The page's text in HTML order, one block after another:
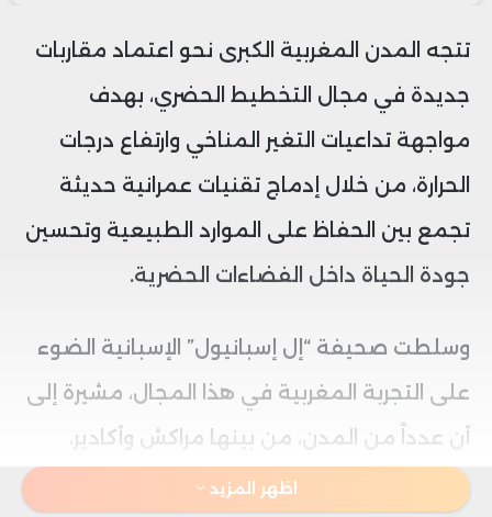
تتجه المدن المغربية الكبرى نحو اعتماد مقاربات
جديدة في مجال التخطيط الحضري، بهدف
مواجهة تداعيات التغير المناخي وارتفاع درجات
الحرارة، من خلال إدماج تقنيات عمرانية حديثة
تجمع بين الحفاظ على الموارد الطبيعية وتحسين
جودة الحياة داخل الفضاءات الحضرية.
وسلطت صحيفة “إل إسبانيول” الإسبانية الضوء
على التجربة المغربية في هذا المجال، مشيرة إلى
أن عدداً من المدن، من بينها مراكش وأكادير،
بدأت في تبني حلول مبتكرة تعتمد على تهيئة
اظهر المزيد